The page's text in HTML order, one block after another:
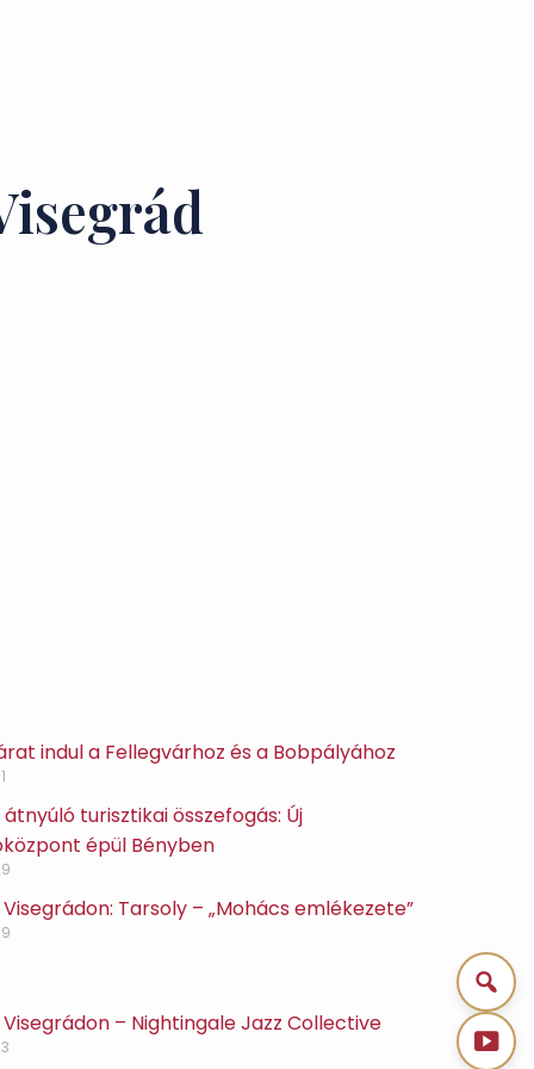
indul a Fellegvárhoz és a Bobpályához
turisztikai összefogás: Új
épül Bényben
Tarsoly – „Mohács emlékezete”
– Nightingale Jazz Collective